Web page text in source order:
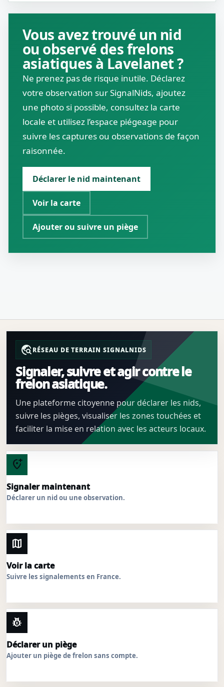
Vous avez trouvé un nid
ou observé des frelons
asiatiques à Lavelanet ?
Ne prenez pas de risque inutile. Déclarez
votre observation sur SignalNids, ajoutez
une photo si possible, consultez la carte
locale et utilisez l’espace piégeage pour
suivre les captures ou observations de façon
raisonnée.
Déclarer le nid maintenant
Voir la carte
Ajouter ou suivre un piège
travel_exploreRÉSEAU DE TERRAIN SIGNALNIDS
Signaler, suivre et agir contre le
frelon asiatique.
Une plateforme citoyenne pour déclarer les nids,
suivre les pièges, visualiser les zones touchées et
faciliter la mise en relation avec les acteurs locaux.
add_location_alt
Signaler maintenant
Déclarer un nid ou une observation.
map
Voir la carte
Suivre les signalements en France.
pest_control
Déclarer un piège
Ajouter un piège de frelon sans compte.